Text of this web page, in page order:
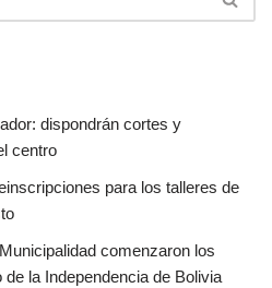
dispondrán cortes y
centro
para los talleres de
comenzaron los
la Independencia de Bolivia